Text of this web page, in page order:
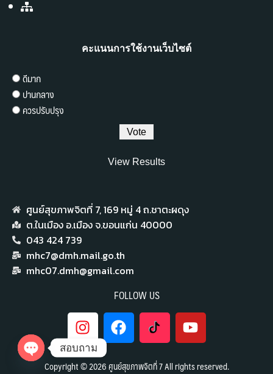
คะแนนการใช้งานเว็บไซต์
ดีมาก
ปานกลาง
ควรปรับปรุง
View Results
ศูนย์สุขภาพจิตที่ 7,​ 169 หมู่ 4 ถ.ชาตะผดุง
ต.ในเมือง อ.เมือง จ.ขอนแก่น 40000
043 424 739
mhc7@dmh.mail.go.th
mhc07.dmh@gmail.com
FOLLOW US
Copyright © 2026 ศูนย์สุขภาพจิตที่ 7 All rights reserved.
สอบถาม
Open chaty